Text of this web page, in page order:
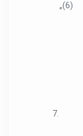
„(6)
7.